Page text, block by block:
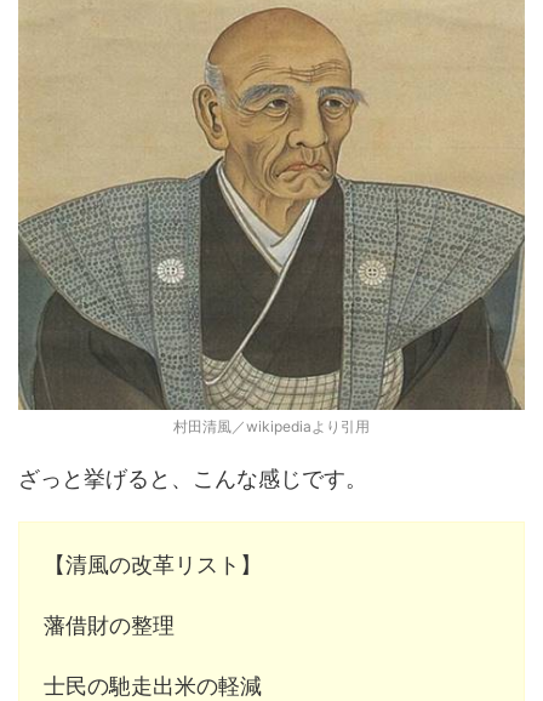
村田清風／wikipediaより引用
ざっと挙げると、こんな感じです。
【清風の改革リスト】
藩借財の整理
士民の馳走出米の軽減